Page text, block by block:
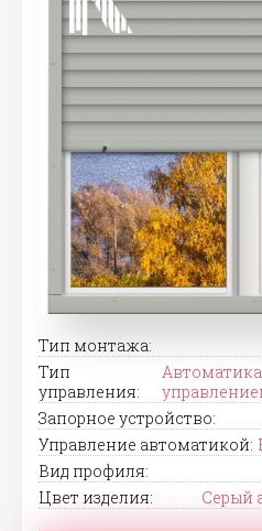
Тип монтажа:
Тип
управления:
Запорное устройство:
Управление автоматикой:
Вид профиля:
Цвет изделия:
Серый